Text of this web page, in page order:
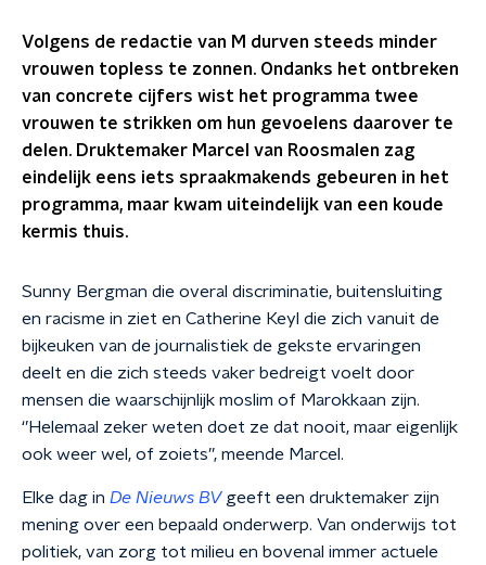
Volgens de redactie van M durven steeds minder
vrouwen topless te zonnen. Ondanks het ontbreken
van concrete cijfers wist het programma twee
vrouwen te strikken om hun gevoelens daarover te
delen. Druktemaker Marcel van Roosmalen zag
eindelijk eens iets spraakmakends gebeuren in het
programma, maar kwam uiteindelijk van een koude
kermis thuis.
Sunny Bergman die overal discriminatie, buitensluiting
en racisme in ziet en Catherine Keyl die zich vanuit de
bijkeuken van de journalistiek de gekste ervaringen
deelt en die zich steeds vaker bedreigt voelt door
mensen die waarschijnlijk moslim of Marokkaan zijn.
‘’Helemaal zeker weten doet ze dat nooit, maar eigenlijk
ook weer wel, of zoiets’’, meende Marcel.
Elke dag in De Nieuws BVgeeft een druktemaker zijn
mening over een bepaald onderwerp. Van onderwijs tot
politiek, van zorg tot milieu en bovenal immer actuele